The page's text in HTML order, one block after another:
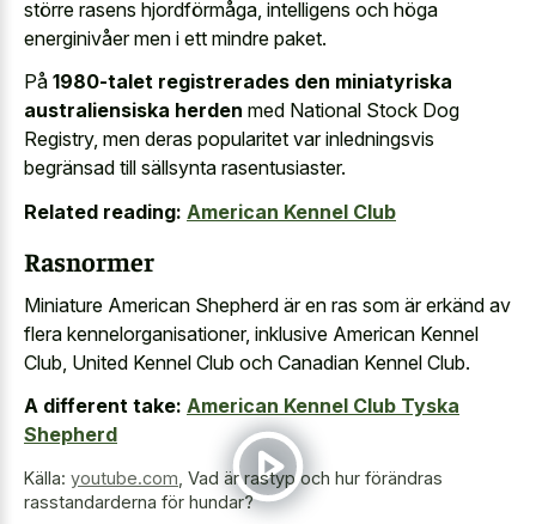
större rasens hjordförmåga, intelligens och höga
energinivåer men i ett mindre paket.
På 1980-talet registrerades den miniatyriska
australiensiska herden med National Stock Dog
Registry, men deras popularitet var inledningsvis
begränsad till sällsynta rasentusiaster.
Related reading: American Kennel Club
Rasnormer
Miniature American Shepherd är en ras som är erkänd av
flera kennelorganisationer, inklusive American Kennel
Club, United Kennel Club och Canadian Kennel Club.
A different take: American Kennel Club Tyska
Shepherd
Källa: youtube.com Vad är rastyp och hur förändras
rasstandarderna för hundar?